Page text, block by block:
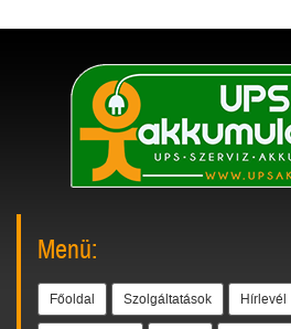
Menü:
Főoldal Szolgáltatások Hírlevél